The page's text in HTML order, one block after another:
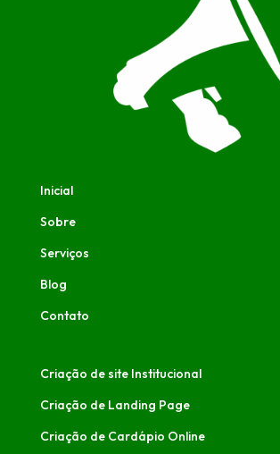
Inicial
Sobre
Serviços
Blog
Contato
Criação de site Institucional
Criação de Landing Page
Criação de Cardápio Online